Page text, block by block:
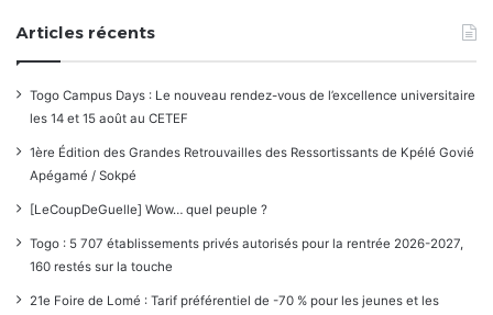
Articles récents
Togo Campus Days : Le nouveau rendez-vous de l’excellence universitaire
les 14 et 15 août au CETEF
1ère Édition des Grandes Retrouvailles des Ressortissants de Kpélé Govié
Apégamé / Sokpé
[LeCoupDeGuelle] Wow… quel peuple ?
Togo : 5 707 établissements privés autorisés pour la rentrée 2026-2027,
160 restés sur la touche
21e Foire de Lomé : Tarif préférentiel de -70 % pour les jeunes et les